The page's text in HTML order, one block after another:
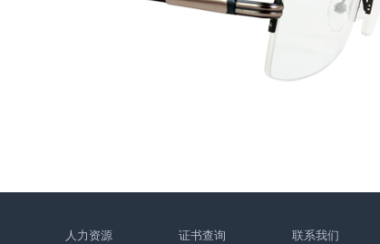
人力资源 证书查询 联系我们